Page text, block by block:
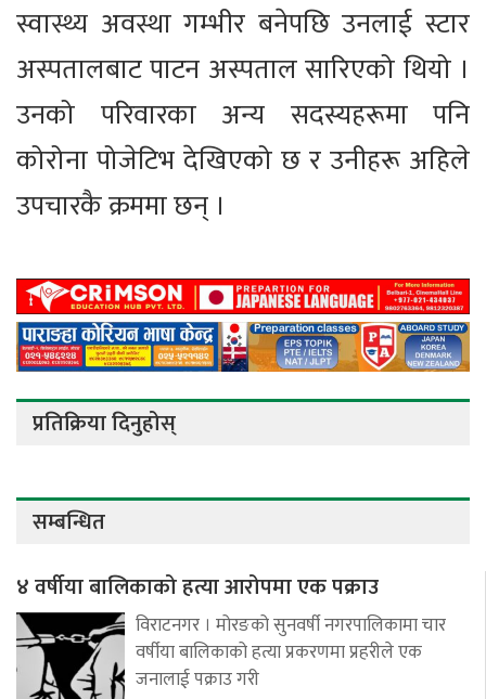
स्वास्थ्य अवस्था गम्भीर बनेपछि उनलाई स्टार
अस्पतालबाट पाटन अस्पताल सारिएको थियो ।
उनको परिवारका अन्य सदस्यहरूमा पनि
कोरोना पोजेटिभ देखिएको छ र उनीहरू अहिले
उपचारकै क्रममा छन् ।
प्रतिक्रिया दिनुहोस्
सम्बन्धित
४ वर्षीया बालिकाको हत्या आरोपमा एक पक्राउ
विराटनगर । मोरङको सुनवर्षी नगरपालिकामा चार
वर्षीया बालिकाको हत्या प्रकरणमा प्रहरीले एक
जनालाई पक्राउ गरी